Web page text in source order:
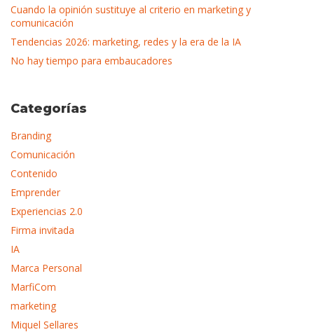
Cuando la opinión sustituye al criterio en marketing y
comunicación
Tendencias 2026: marketing, redes y la era de la IA
No hay tiempo para embaucadores
Categorías
Branding
Comunicación
Contenido
Emprender
Experiencias 2.0
Firma invitada
IA
Marca Personal
MarfiCom
marketing
Miquel Sellares